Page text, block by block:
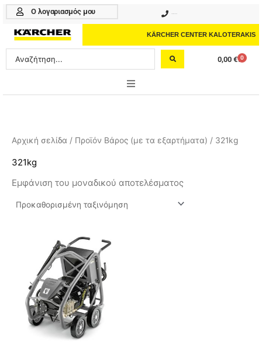
Μετάβαση
περιεχόμενο
Ο λογαριασμός μου
KÄRCHER CENTER KALOTERAKIS
Search
...
0,00 € 0
Cart
PROFESSIONAL
ΑΞΕΣΟΥΑΡ
ΚΑΘΑΡΙΣΤΙΚΑ
Αρχική σελίδα / Προϊόν Βάρος (με τα εξαρτήματα) / 321kg
321kg
Εμφάνιση του μοναδικού αποτελέσματος